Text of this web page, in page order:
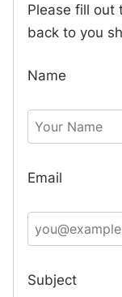
Please fill out
back to you
Name
Email
Subject